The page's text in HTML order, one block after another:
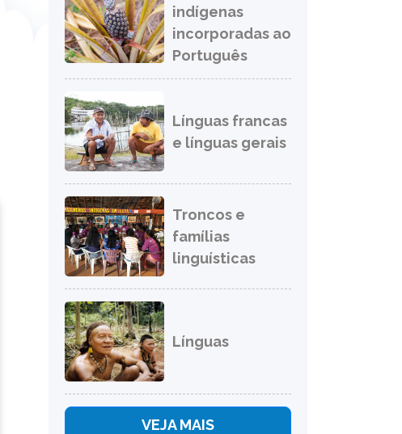
indígenas
incorporadas ao
Português
Línguas francas
e línguas gerais
Troncos e
famílias
linguísticas
Línguas
VEJA MAIS